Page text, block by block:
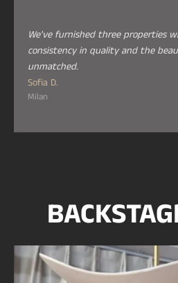
We've furnished three properties
consistency in quality and the
unmatched.
Sofia D.
Milan